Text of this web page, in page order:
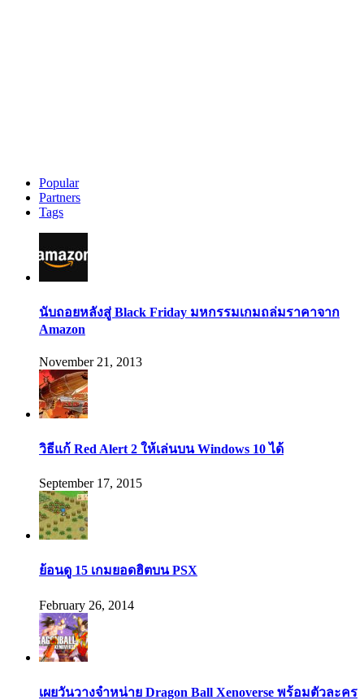
Popular
Partners
Tags
นับถอยหลังสู่ Black Friday มหกรรมเกมถล่มราคาจาก
Amazon
November 21, 2013
วิธีแก้ Red Alert 2 ให้เล่นบน Windows 10 ได้
September 17, 2015
ย้อนดู 15 เกมยอดฮิตบน PSX
February 26, 2014
เผยวันวางจำหน่าย Dragon Ball Xenoverse พร้อมตัวละคร